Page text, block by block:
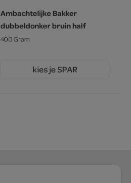
Ambachtelijke Bakker
dubbeldonker bruin half
400 Gram
kies je SPAR